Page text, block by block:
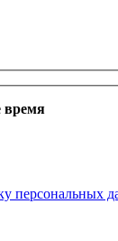
время
персональных